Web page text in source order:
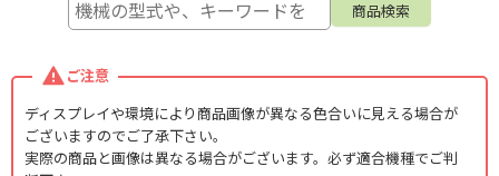
ご注意
ディスプレイや環境により商品画像が異なる色合いに見える場合が
ございますのでご了承下さい。
実際の商品と画像は異なる場合がございます。必ず適合機種でご判